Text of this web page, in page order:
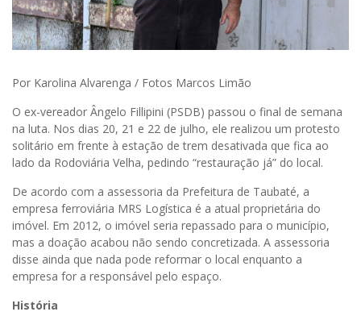
Por Karolina Alvarenga / Fotos Marcos Limão
O ex-vereador Ângelo Fillipini (PSDB) passou o final de semana
na luta. Nos dias 20, 21 e 22 de julho, ele realizou um protesto
solitário em frente à estação de trem desativada que fica ao
lado da Rodoviária Velha, pedindo “restauração já” do local.
De acordo com a assessoria da Prefeitura de Taubaté, a
empresa ferroviária MRS Logística é a atual proprietária do
imóvel. Em 2012, o imóvel seria repassado para o município,
mas a doação acabou não sendo concretizada. A assessoria
disse ainda que nada pode reformar o local enquanto a
empresa for a responsável pelo espaço.
História